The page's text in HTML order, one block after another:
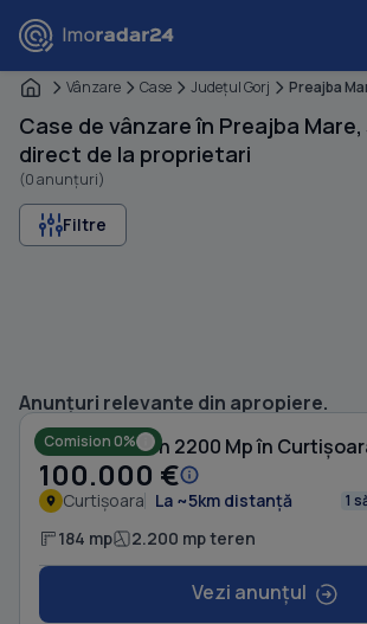
Vânzare Case Judeţul Gorj Preajba
Case de vânzare în Preajba
direct de la proprietari
(0 anunțuri)
Filtre
Anunțuri relevante din apropiere.
Comision 0%
Casă cu Teren 2200 Mp în
100.000 €
Curtișoara La ~5km distanță 1
184 mp 2.200 mp teren
Vezi anunțul